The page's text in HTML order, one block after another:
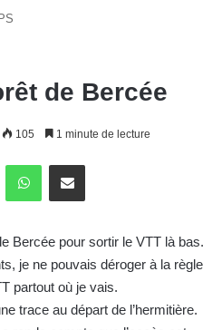
de Bercée
105 1 minute de lecture
Bercée pour sortir le VTT là bas.
je ne pouvais déroger à la règle
partout où je vais.
trace au départ de l’hermitière.